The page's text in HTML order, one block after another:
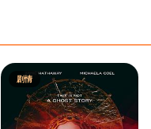
剧情